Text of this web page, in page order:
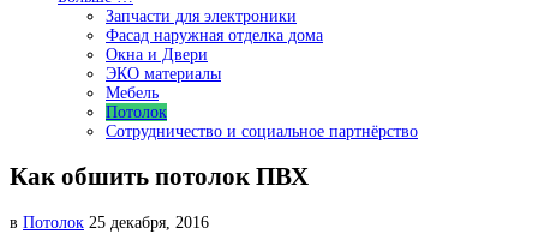
Запчасти для электроники
Фасад наружная отделка дома
Окна и Двери
ЭКО материалы
Мебель
Потолок
Сотрудничество и социальное партнёрство
Как обшить потолок ПВХ
в Потолок 25 декабря, 2016